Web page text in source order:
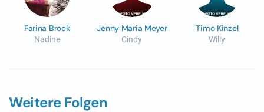
Farina Brock
Nadine
Jenny Maria Meyer
Cindy
Timo Kinzel
Willy
Weitere Folgen